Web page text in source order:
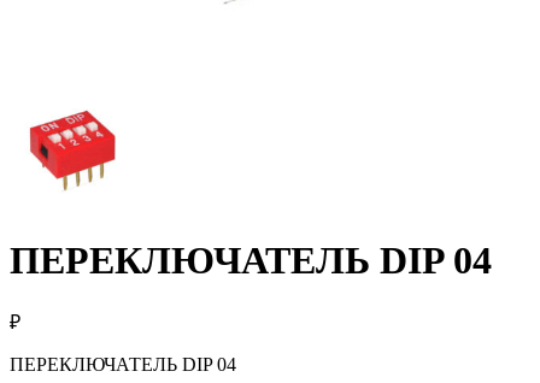
ПЕРЕКЛЮЧАТЕЛЬ DIP 04
₽
ПЕРЕКЛЮЧАТЕЛЬ DIP 04